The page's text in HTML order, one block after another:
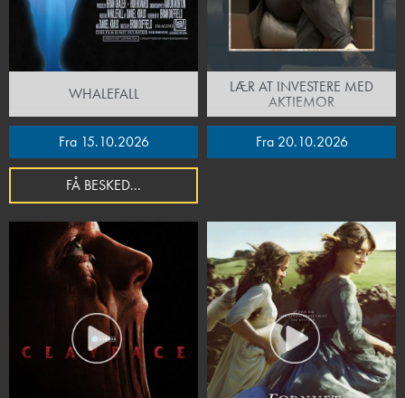
WHALEFALL
Fra 15.10.2026
FÅ BESKED...
LÆR AT INVESTERE MED
AKTIEMOR
Fra 20.10.2026